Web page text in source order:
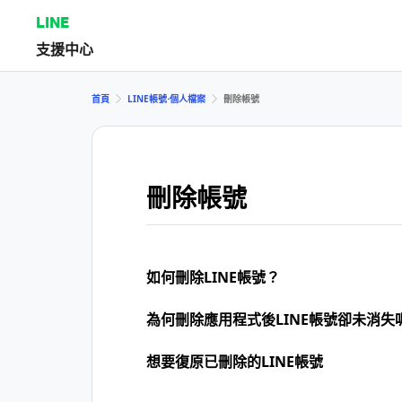
LINE
支援中心
首頁 LINE帳號⋅個人檔案 刪除帳號
刪除帳號
如何刪除LINE帳號？
為何刪除應用程式後LINE帳號卻未消失
想要復原已刪除的LINE帳號